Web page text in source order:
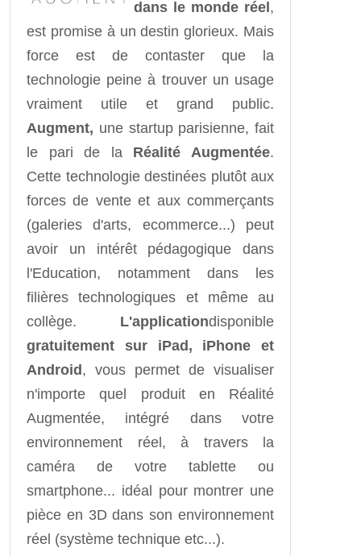
dans le monde réel ,
est promise à un destin glorieux. Mais
force est de contaster que la
technologie peine à trouver un usage
vraiment utile et grand public.
Augment, une startup parisienne, fait
le pari de la Réalité Augmentée.
Cette technologie destinées plutôt aux
forces de vente et aux commerçants
(galeries d'arts, ecommerce...) peut
avoir un intérêt pédagogique dans
l'Education, notamment dans les
filières technologiques et même au
collège. L'applicationdisponible
gratuitement sur iPad, iPhone et
Android , vous permet de visualiser
n'importe quel produit en Réalité
Augmentée, intégré dans votre
environnement réel, à travers la
caméra de votre tablette ou
smartphone... idéal pour montrer une
pièce en 3D dans son environnement
réel (système technique etc...).